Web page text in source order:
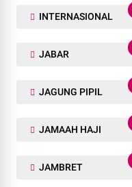
INTERNASIONAL
JABAR
JAGUNG PIPIL
JAMAAH HAJI
JAMBRET